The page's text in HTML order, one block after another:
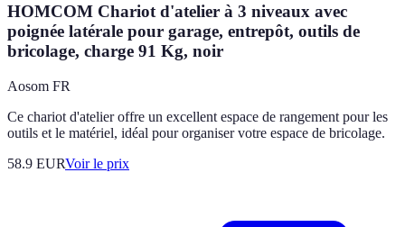
HOMCOM Chariot d'atelier à 3 niveaux avec
poignée latérale pour garage, entrepôt, outils de
bricolage, charge 91 Kg, noir
Aosom FR
Ce chariot d'atelier offre un excellent espace de rangement pour les
outils et le matériel, idéal pour organiser votre espace de bricolage.
58.9 EURVoir le prix